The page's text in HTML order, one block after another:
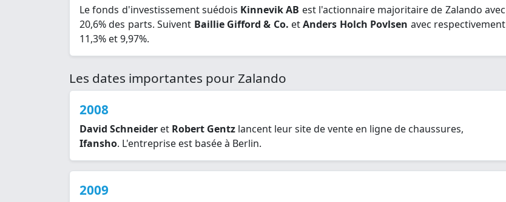
Le fonds d'investissement suédois Kinnevik AB est l'actionnaire majoritaire de Zalando avec
20,6% des parts. Suivent Baillie Gifford & Co. etAnders Holch Povlsen avec respectivement
11,3% et 9,97%.
Les dates importantes pour Zalando
2008
David Schneider et Robert Gentz lancent leur site de vente en ligne de chaussures,
Ifansho. L'entreprise est basée à Berlin.
2009